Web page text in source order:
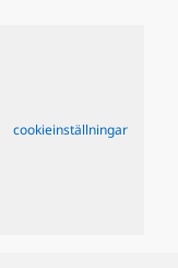
cookieinställningar